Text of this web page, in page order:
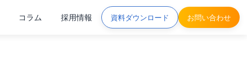
コラム 採用情報 資料ダウンロード お問い合わせ